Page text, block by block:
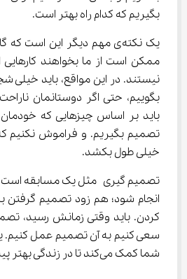
بگیریم که کدام راه بهتر است.
یک نکته‌ی مهم دیگر این است
ممکن است از ما بخواهند
نیستند. در این مواقع، باید خیلی
بگوییم، حتی اگر دوستانمان
تصمیم بگیریم. و فراموش نکنیم
خیلی طول بکشد.
تصمیم گیری مثل یک مسابقه است
انجام شود؛ هم زود تصمیم گرفتن
کردن. باید وقتی زمانش رسید،
سعی کنیم به آن تصمیم عمل کنیم.
شما کمک می‌کند تا در زندگی بهتر پیش بروید.